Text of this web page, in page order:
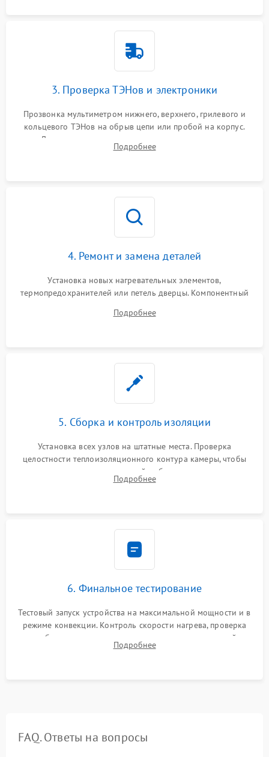
3. Проверка ТЭНов и электроники
Прозвонка мультиметром нижнего, верхнего, грилевого и
кольцевого ТЭНов на обрыв цепи или пробой на корпус.
Диагностика термостата, датчиков температуры,
переключателя режимов и мотора конвекции.
Подробнее
4. Ремонт и замена деталей
Установка новых нагревательных элементов,
термопредохранителей или петель дверцы. Компонентный
выгоревших реле, восстановление контактов и замена
Подробнее
5. Сборка и контроль изоляции
Установка всех узлов на штатные места. Проверка
целостности теплоизоляционного контура камеры, чтобы
исключить перегрев кухонной мебели и потерю тепла.
Надежная фиксация клемм и сборка корпуса шкафа.
Подробнее
6. Финальное тестирование
Тестовый запуск устройства на максимальной мощности и в
режиме конвекции. Контроль скорости нагрева, проверка
срабатывания термостата при достижении заданной
температуры и тест на отсутствие утечек тока.
Подробнее
FAQ. Ответы на вопросы